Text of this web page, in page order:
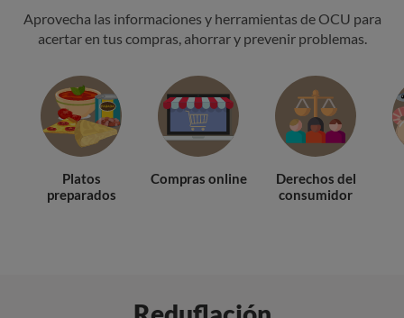
Aprovecha las informaciones y herramientas de OCU para
acertar en tus compras, ahorrar y prevenir problemas.
Platos
preparados
Compras online
Derechos del
consumidor